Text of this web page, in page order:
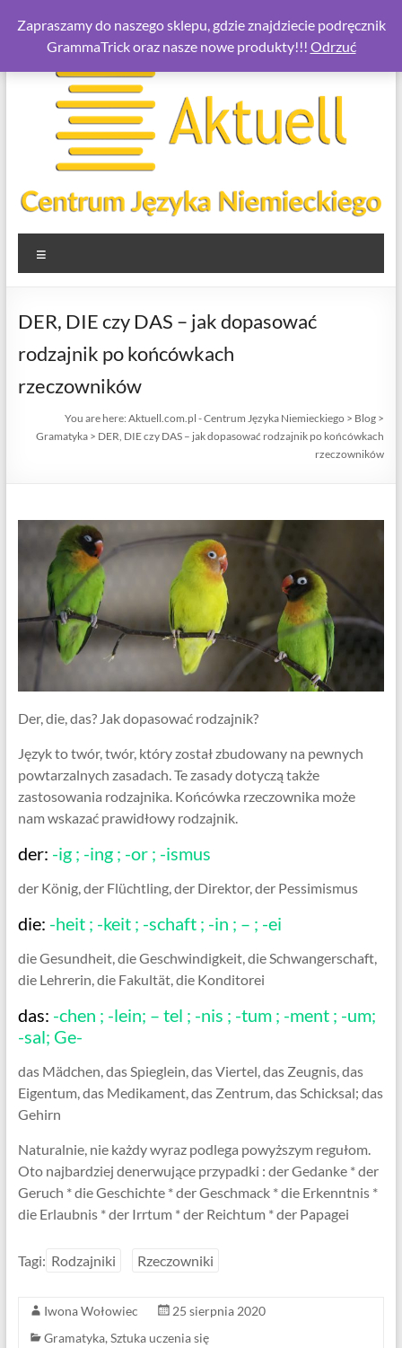
Skip
content
Aktuell.com.pl
–
Centrum
Języka
Niemieckiego
Centrum
Języka
DER, DIE czy DAS – jak dopasować
rodzajnik po końcówkach
rzeczowników
You are here:Aktuell.com.pl - Centrum Języka Niemieckiego > Blog >
Gramatyka > DER, DIE czy DAS – jak dopasować rodzajnik po końcówkach
rzeczowników
Der, die, das? Jak dopasować rodzajnik?
Język to twór, twór, który został zbudowany na pewnych
powtarzalnych zasadach. Te zasady dotyczą także
zastosowania rodzajnika. Końcówka rzeczownika może
nam wskazać prawidłowy rodzajnik.
der: -ig ; -ing ; -or ; -ismus
der König, der Flüchtling, der Direktor, der Pessimismus
die: -heit ; -keit ; -schaft ; -in ; – ; -ei
die Gesundheit, die Geschwindigkeit, die Schwangerschaft,
die Lehrerin, die Fakultät, die Konditorei
das: -chen ; -lein; – tel ; -nis ; -tum ; -ment ; -um;
-sal; Ge-
das Mädchen, das Spieglein, das Viertel, das Zeugnis, das
Eigentum, das Medikament, das Zentrum, das Schicksal; das
Gehirn
Naturalnie, nie każdy wyraz podlega powyższym regułom.
Oto najbardziej denerwujące przypadki : der Gedanke * der
Geruch * die Geschichte * der Geschmack * die Erkenntnis *
die Erlaubnis * der Irrtum * der Reichtum * der Papagei
Tagi: Rodzajniki Rzeczowniki
Iwona Wołowiec
25 sierpnia 2020
Gramatyka, Sztuka uczenia się
Zapraszamy do naszego sklepu, gdzie znajdziecie podręcznik
GrammaTrick oraz nasze nowe produkty!!! Odrzuć